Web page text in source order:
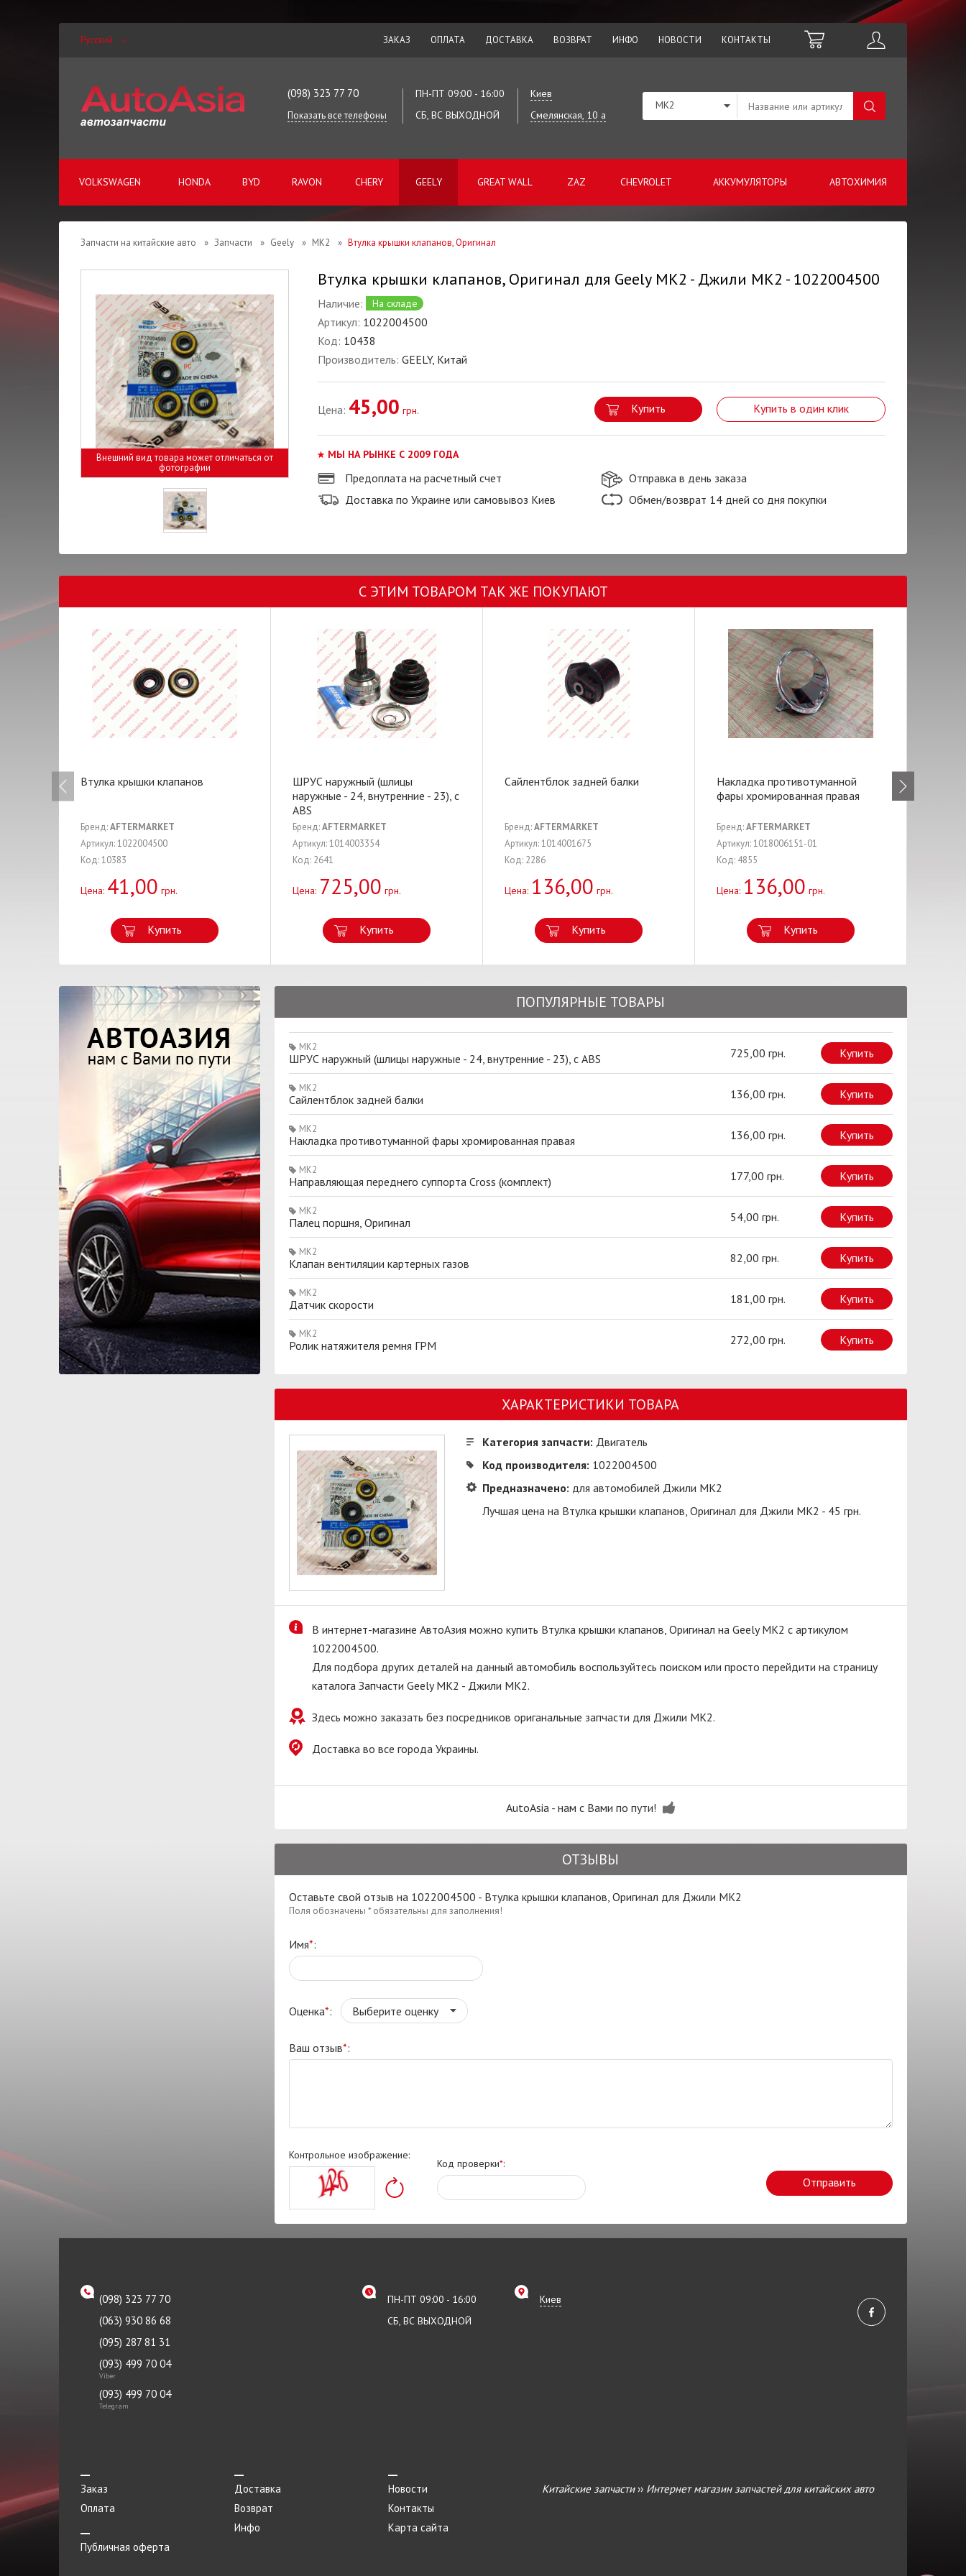
Русский ЗАКАЗ ОПЛАТА ДОСТАВКА ВОЗВРАТ ИНФО НОВОСТИ КОНТАКТЫ
(098) 323 77 70
Показать все телефоны
ПН-ПТ 09:00 - 16:00
СБ, ВС ВЫХОДНОЙ
Киев
Смелянская, 10 а
VOLKSWAGEN HONDA BYD RAVON CHERY GEELY GREAT WALL ZAZ CHEVROLET АККУМУЛЯТОРЫ АВТОХИМИЯ
MK2
Запчасти на китайские авто » Запчасти » Geely » MK2 » Втулка крышки клапанов, Оригинал
Внешний вид товара может отличаться от
фотографии
Втулка крышки клапанов, Оригинал для Geely MK2 - Джили МК2 - 1022004500
Наличие: На складе
Артикул: 1022004500
Код: 10438
Производитель: GEELY, Китай
Цена: 45,00 грн. Купить Купить в один клик
МЫ НА РЫНКЕ С 2009 ГОДА
Предоплата на расчетный счет
Отправка в день заказа
Доставка по Украине или самовывоз Киев
Обмен/возврат 14 дней со дня покупки
С ЭТИМ ТОВАРОМ ТАК ЖЕ ПОКУПАЮТ
Втулка крышки клапанов
Бренд:AFTERMARKET
Артикул: 1022004500
Код: 10383
Цена: 41,00 грн.
Купить
ШРУС наружный (шлицы
наружные - 24, внутренние - 23), с
ABS
Бренд:AFTERMARKET
Артикул: 1014003354
Код: 2641
Цена: 725,00 грн.
Купить
Сайлентблок задней балки
Бренд:AFTERMARKET
Артикул: 1014001675
Код: 2286
Цена: 136,00 грн.
Купить
Накладка противотуманной
фары хромированная правая
Бренд:AFTERMARKET
Артикул: 1018006151-01
Код: 4855
Цена: 136,00 грн.
Купить
ПОПУЛЯРНЫЕ ТОВАРЫ
MK2
ШРУС наружный (шлицы наружные - 24, внутренние - 23), с ABS 725,00 грн. Купить
MK2
Сайлентблок задней балки 136,00 грн. Купить
MK2
Накладка противотуманной фары хромированная правая 136,00 грн. Купить
MK2
Направляющая переднего суппорта Cross (комплект) 177,00 грн. Купить
MK2
Палец поршня, Оригинал 54,00 грн. Купить
MK2
Клапан вентиляции картерных газов 82,00 грн. Купить
MK2
Датчик скорости 181,00 грн. Купить
MK2
Ролик натяжителя ремня ГРМ 272,00 грн. Купить
ХАРАКТЕРИСТИКИ ТОВАРА
Категория запчасти: Двигатель
Код производителя: 1022004500
Предназначено: для автомобилей Джили МК2
Лучшая цена на Втулка крышки клапанов, Оригинал для Джили МК2 - 45 грн.
В интернет-магазине АвтоАзия можно купить Втулка крышки клапанов, Оригинал на Geely MK2 с артикулом
1022004500.
Для подбора других деталей на данный автомобиль воспользуйтесь поиском или просто перейдити на страницу
каталога Запчасти Geely MK2 - Джили МК2.
Здесь можно заказать без посредников ориганальные запчасти для Джили МК2.
Доставка во все города Украины.
AutoAsia - нам с Вами по пути!
ОТЗЫВЫ
Оставьте свой отзыв на 1022004500 - Втулка крышки клапанов, Оригинал для Джили МК2
Поля обозначены * обязательны для заполнения!
Имя*:
Оценка*:
Ваш отзыв*:
Контрольное изображение:
Код проверки*:
Отправить
(098) 323 77 70
(063) 930 86 68
(095) 287 81 31
(093) 499 70 04
Viber
(093) 499 70 04
Telegram
ПН-ПТ 09:00 - 16:00
СБ, ВС ВЫХОДНОЙ
Киев
Заказ
Оплата
Доставка
Возврат
Инфо
Новости
Контакты
Карта сайта
Публичная оферта
Китайские запчасти›› Интернет магазин запчастей для китайских авто